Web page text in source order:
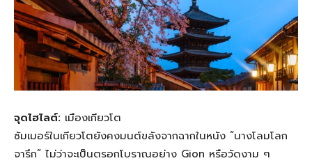
จุดไฮไลต์: เมืองเกียวโต
ซัมเมอร์ในเกียวโตยังคงมนต์ขลังจากฉากในหนัง “นางโลมโลก
จารึก” ไม่ว่าจะเป็นตรอกโบราณอย่าง Gion หรือวัดงาม ๆ